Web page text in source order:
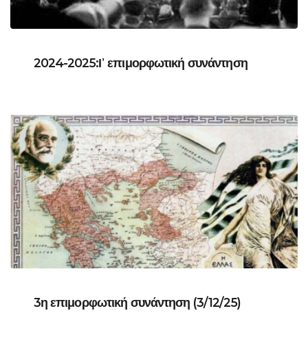
2024-2025:Ι᾽ επιμορφωτική συνάντηση
3η επιμορφωτική συνάντηση (3/12/25)